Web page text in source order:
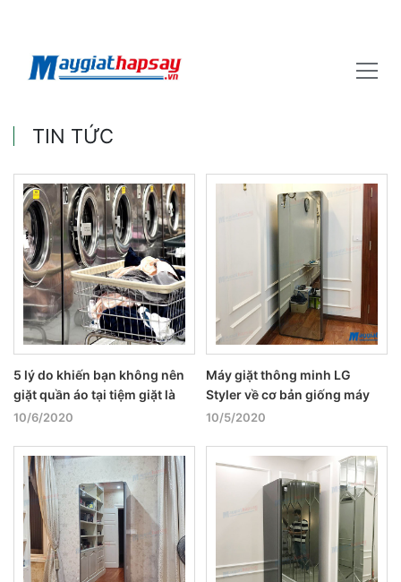
TIN TỨC
5 lý do khiến bạn không nên
giặt quần áo tại tiệm giặt là
10/6/2020
Máy giặt thông minh LG
Styler về cơ bản giống máy
giặt khô trong nhà
10/5/2020